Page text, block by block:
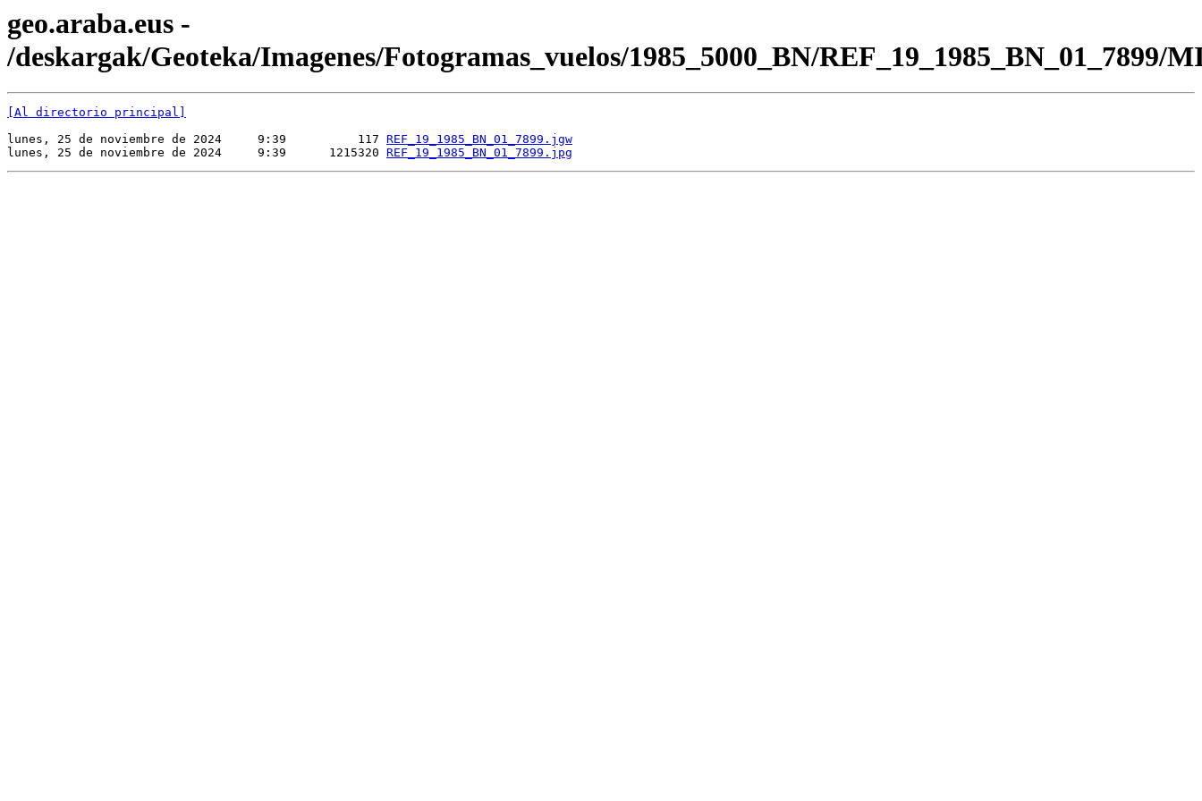
geo.araba.eus -
/deskargak/Geoteka/Imagenes/Fotogramas_vuelos/1985_5000_BN/REF_19_1985_BN_01_7899/
[Al directorio principal]
lunes, 25 de noviembre de 2024     9:39          117 REF_19_1985_BN_01_7899.jgw
lunes, 25 de noviembre de 2024     9:39      1215320 REF_19_1985_BN_01_7899.jpg